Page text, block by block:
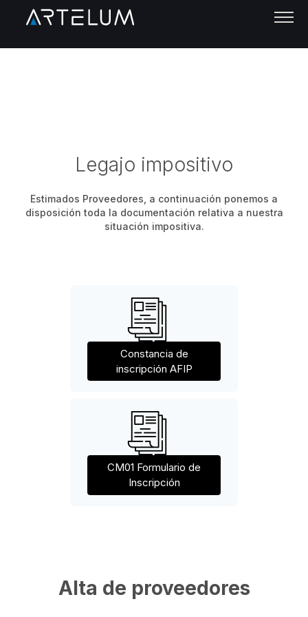
Legajo impositivo
Estimados Proveedores, a continuación ponemos a
disposición toda la documentación relativa a nuestra
situación impositiva.
Constancia de
inscripción AFIP
CM01 Formulario de
Inscripción
Alta de proveedores